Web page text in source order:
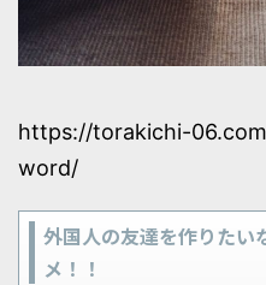
https://torakichi-
word/
外国人の友達を作りたい
メ！！